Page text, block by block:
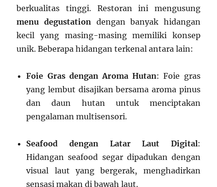
berkualitas tinggi. Restoran ini mengusung
menu degustation dengan banyak hidangan
kecil yang masing-masing memiliki konsep
unik. Beberapa hidangan terkenal antara lain:
Foie Gras dengan Aroma Hutan: Foie gras
yang lembut disajikan bersama aroma pinus
dan daun hutan untuk menciptakan
pengalaman multisensori.
Seafood dengan Latar Laut Digital:
Hidangan seafood segar dipadukan dengan
visual laut yang bergerak, menghadirkan
sensasi makan di bawah laut.